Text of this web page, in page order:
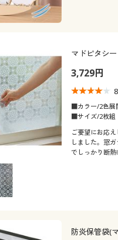
マドピタシ
3,729円
■カラー/2色展
■サイズ/2枚組
ご要望にお応
しました。窓
でしっかり断
防炎保管袋(